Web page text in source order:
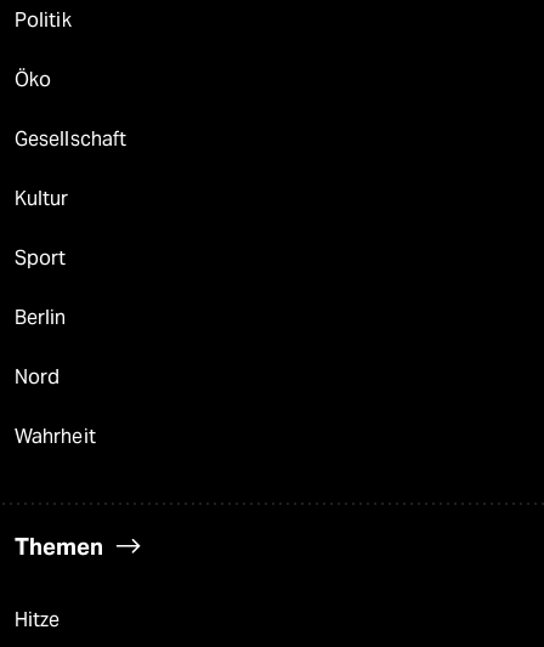
Politik
Öko
Gesellschaft
Kultur
Sport
Berlin
Nord
Wahrheit
Themen
Hitze